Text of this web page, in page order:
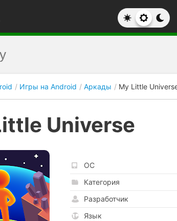
Игры на Android Аркады My Little
Universe
ОС
Категория
Разработчик
Язык